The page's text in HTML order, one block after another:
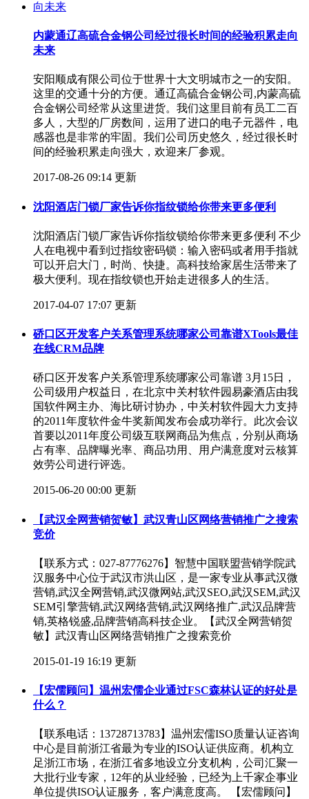
内蒙通辽高硫合金钢公司经过很长时间的经验积累走向
未来
安阳顺成有限公司位于世界十大文明城市之一的安阳。
这里的交通十分的方便。通辽高硫合金钢公司,内蒙高硫
合金钢公司经常从这里进货。我们这里目前有员工二百
多人，大型的厂房数间，运用了进口的电子元器件，电
感器也是非常的牢固。我们公司历史悠久，经过很长时
间的经验积累走向强大，欢迎来厂参观。
2017-08-26 09:14 更新
沈阳酒店门锁厂家告诉你指纹锁给你带来更多便利
沈阳酒店门锁厂家告诉你指纹锁给你带来更多便利 不少
人在电视中看到过指纹密码锁：输入密码或者用手指就
可以开启大门，时尚、快捷。高科技给家居生活带来了
极大便利。现在指纹锁也开始走进很多人的生活。
2017-04-07 17:07 更新
硚口区开发客户关系管理系统哪家公司靠谱XTools最佳
在线CRM品牌
硚口区开发客户关系管理系统哪家公司靠谱 3月15日，
公司级用户权益日，在北京中关村软件园易豪酒店由我
国软件网主办、海比研讨协办，中关村软件园大力支持
的2011年度软件金牛奖新闻发布会成功举行。此次会议
首要以2011年度公司级互联网商品为焦点，分别从商场
占有率、品牌曝光率、商品功用、用户满意度对云核算
效劳公司进行评选。
2015-06-20 00:00 更新
【武汉全网营销贺敏】武汉青山区网络营销推广之搜索
竞价
【联系方式：027-87776276】智慧中国联盟营销学院武
汉服务中心位于武汉市洪山区，是一家专业从事武汉微
营销,武汉全网营销,武汉微网站,武汉SEO,武汉SEM,武汉
SEM引擎营销,武汉网络营销,武汉网络推广,武汉品牌营
销,英格锐盛,品牌营销高科技企业。【武汉全网营销贺
敏】武汉青山区网络营销推广之搜索竞价
2015-01-19 16:19 更新
【宏儒顾问】温州宏儒企业通过FSC森林认证的好处是
什么？
【联系电话：13728713783】温州宏儒ISO质量认证咨询
中心是目前浙江省最为专业的ISO认证供应商。机构立
足浙江市场，在浙江省多地设立分支机构，公司汇聚一
大批行业专家，12年的从业经验，已经为上千家企事业
单位提供ISO认证服务，客户满意度高。 【宏儒顾问】